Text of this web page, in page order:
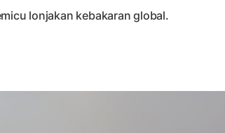
lonjakan kebakaran global.